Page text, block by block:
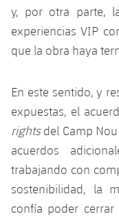
Fotos
Historia
Palmarés
Resultados
Jugadores
Barça C
Junior
Infantil
Alevín
PLUSICON
MÁS
Información
plusicon
más
Noticias
Atletismo
plusicon
más
Actualidad
Femenino
Baloncesto
plusicon
más
Actualidad
Jugadores
Hockey sobre
plusicon
más
Actualidad
Hockey hierba
plusicon
más
y, por otra parte,
experiencias VIP
que la obra haya
En este sentido, y
expuestas, el
rightsdel Camp
acuerdos
trabajando con
sostenibilidad, la
confía poder